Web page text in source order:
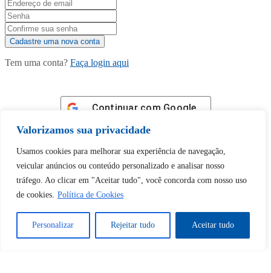
Valorizamos sua privacidade
Usamos cookies para melhorar sua experiência de navegação,
veicular anúncios ou conteúdo personalizado e analisar nosso
tráfego. Ao clicar em "Aceitar tudo", você concorda com nosso uso
de cookies. Política de Cookies
Personalizar Rejeitar tudo Aceitar tudo
Tem uma conta? Faça login aqui
Continuar com Google
Tem certeza de que deseja